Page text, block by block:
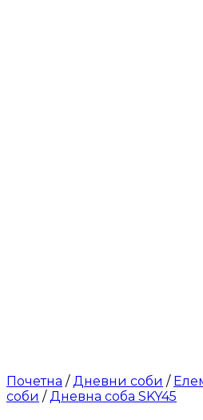
Почетна / Дневни соби /
соби / Дневна соба SKY45